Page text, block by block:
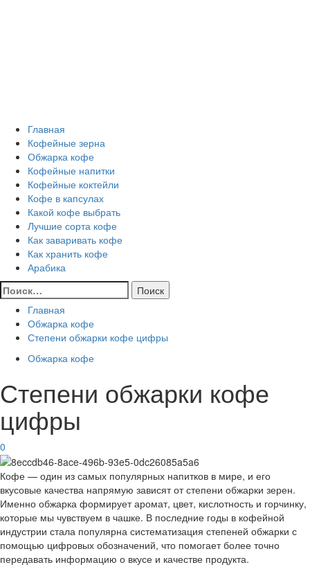
Главная
Кофейные зерна
Обжарка кофе
Кофейные напитки
Кофейные коктейли
Кофе в капсулах
Какой кофе выбрать
Лучшие сорта кофе
Как заваривать кофе
Как хранить кофе
Арабика
Найти:
Главная
Обжарка кофе
Степени обжарки кофе цифры
Обжарка кофе
Степени обжарки кофе
цифры
0
Кофе — один из самых популярных напитков в мире, и его
вкусовые качества напрямую зависят от степени обжарки зерен.
Именно обжарка формирует аромат, цвет, кислотность и горчинку,
которые мы чувствуем в чашке. В последние годы в кофейной
индустрии стала популярна систематизация степеней обжарки с
помощью цифровых обозначений, что помогает более точно
передавать информацию о вкусе и качестве продукта.